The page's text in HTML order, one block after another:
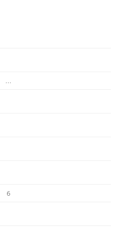
…
6